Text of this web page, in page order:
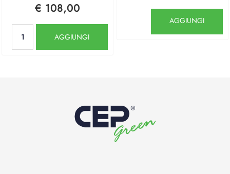
€ 108,00
AGGIUNGI
AGGIUNGI